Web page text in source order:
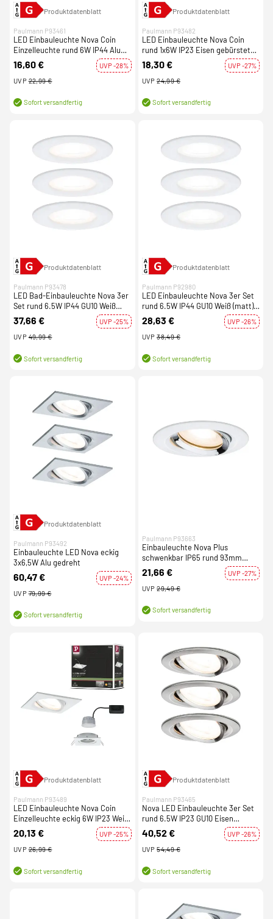
Produktdatenblatt
Paulmann P93461
LED Einbauleuchte Nova Coin
Einzelleuchte rund 6W IP44 Alu
gedreht 2700K 230V
16,60 €
UVP -28%
UVP 22,99 €
Sofort versandfertig
Produktdatenblatt
Paulmann P93482
LED Einbauleuchte Nova Coin
rund 1x6W IP23 Eisen gebürstet
schwenkbar dimmbar 3-step-dim
2700K 230V
18,30 €
UVP -27%
UVP 24,99 €
Sofort versandfertig
Produktdatenblatt
Paulmann P93478
LED Bad-Einbauleuchte Nova 3er
Set rund 6.5W IP44 GU10 Weiß
(matt) dimmbar 3-step-dim 2700K
230V
37,66 €
UVP -25%
UVP 49,99 €
Sofort versandfertig
Produktdatenblatt
Paulmann P92980
LED Einbauleuchte Nova 3er Set
rund 6.5W IP44 GU10 Weiß (matt)
4000K 230V
28,63 €
UVP -26%
UVP 38,49 €
Sofort versandfertig
Produktdatenblatt
Paulmann P93492
Einbauleuchte LED Nova eckig
3x6,5W Alu gedreht
60,47 €
UVP -24%
UVP 79,99 €
Sofort versandfertig
Paulmann P93663
Einbauleuchte Nova Plus
schwenkbar IP65 rund 93mm
GU5,3 / GU10 max. 35W dimmbar
Weiß matt/Chrom
21,66 €
UVP -27%
UVP 29,49 €
Sofort versandfertig
Produktdatenblatt
Paulmann P93489
LED Einbauleuchte Nova Coin
Einzelleuchte eckig 6W IP23 Weiß
(matt) schwenkbar dimmbar 3-
step-dim 2700K 230V
20,13 €
UVP -25%
UVP 26,99 €
Sofort versandfertig
Produktdatenblatt
Paulmann P93465
Nova LED Einbauleuchte 3er Set
rund 6.5W IP23 GU10 Eisen
gebürstet schwenkbar dimmbar
3-step-dim 2700K 230V
40,52 €
UVP -26%
UVP 54,49 €
Sofort versandfertig